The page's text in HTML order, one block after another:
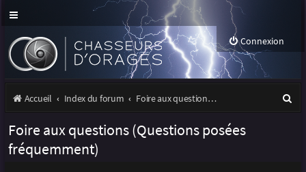
Connexion
Accueil Index du forum Foire aux questions (Questions posées fréquemment)
Foire aux questions (Questions posées
fréquemment)